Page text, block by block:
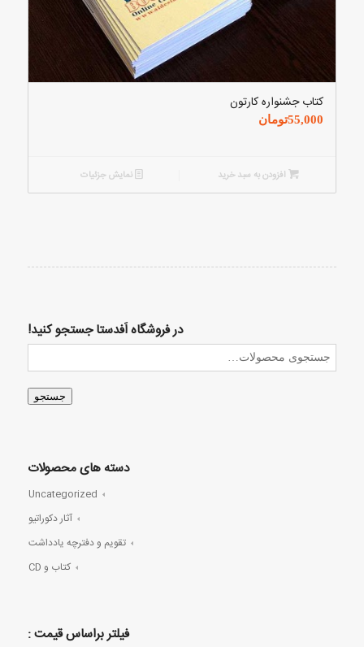
کتاب جشنواره کارتون
55,000تومان
افزودن به سبد خرید نمایش جزئیات
در فروشگاه اَفدستا جستجو کنید!
جستجو
دسته های محصولات
Uncategorized
آثار دکوراتیو
تقویم و دفترچه یادداشت
کتاب و CD
فیلتر براساس قیمت :